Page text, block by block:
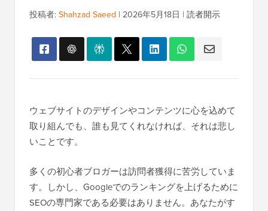
投稿者:Shahzad Saeed | 2026年5月18日 | 読者開示
ウェブサイトのデザインやコンテンツに心を込めて
取り組んでも、誰も見てくれなければ、それは悲し
いことです。
多くの初心者ブロガーは訪問者獲得に苦労していま
す。しかし、Googleでのランキングを上げるために
SEOの専門家である必要はありません。あなたがす